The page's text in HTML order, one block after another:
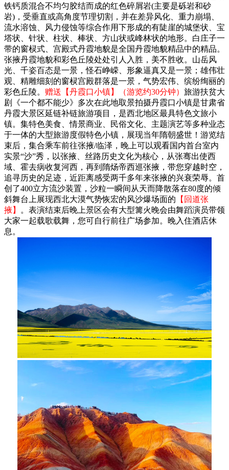
铁钙质混合不均匀胶结而成的红色碎屑岩(主要是砾岩和砂
岩)，受垂直或高角度节理切割，并在差异风化、重力崩塌、
流水溶蚀、风力侵蚀等综合作用下形成的有陡崖的城堡状、宝
塔状、针状、柱状、棒状、方山状或峰林状的地形。白庄子一
带的窗棂式、宫殿式丹霞地貌是全国丹霞地貌精品中的精品。
张掖丹霞地貌和彩色丘陵处处引人入胜，美不胜收。山岳风
光、千姿百态是一景，怪石峥嵘、形象逼真又是一景；雄伟壮
观、精雕细刻的窗棂宫殿群落是一景，气势宏伟、缤纷绚丽的
彩色丘陵。 赠送【丹霞口小镇】（游览约30分钟） 旅游扶贫大
剧《一个都不能少》多次在此地取景拍摄丹霞口小镇是甘肃省
丹霞大景区延链补链旅游项目，是西北地区最具特色文旅小
镇。集特色美食、情景商业、民俗文化、主题演艺等多种业态
于一体的大型旅游度假特色小镇，展现当年隋朝盛世！游览结
束后，集合乘车前往张掖/临泽，晚上可以观看国内首台室内
实景“沙”秀，以张掖、丝路历史文化为核心，从张骞出使西
域、霍去病收复河西，再到隋炀帝西巡张掖，带您穿越时空，
追寻历史的足迹，近距离感受两千多年来张掖的兴衰荣辱。首
创了400立方流沙装置，沙粒一瞬间从天而降散落在80度的倾
斜舞台上展现西北大漠气势恢宏的风沙爆场面的 【回道张
掖】
。表演结束后晚上景区会有大型篝火晚会由舞蹈演员带领
大家一起载歌载舞，您可自行前往广场参加。晚入住酒店休
息。